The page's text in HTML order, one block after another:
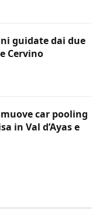
guidate dai due
Cervino
car pooling
in Val d’Ayas e